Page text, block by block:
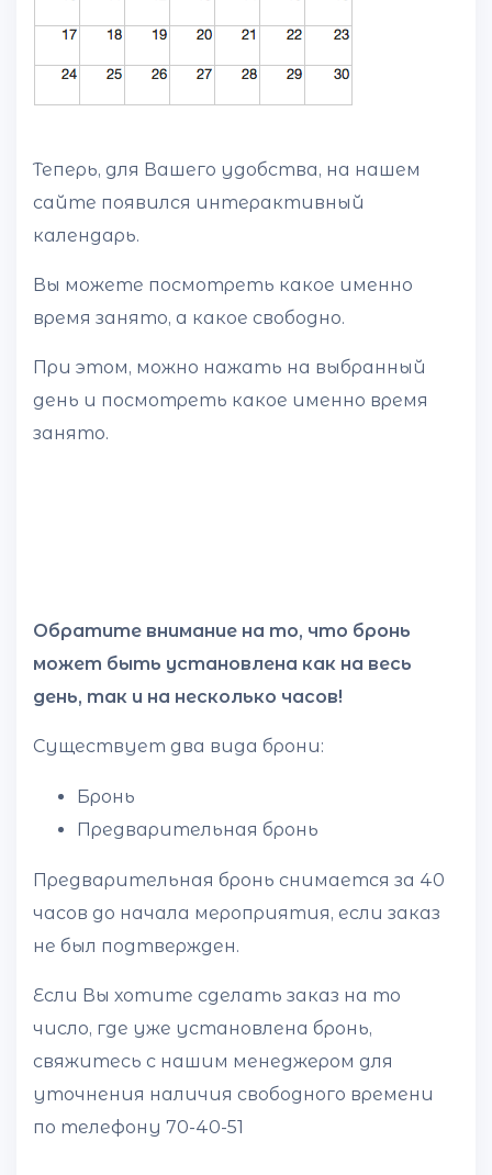
Теперь, для Вашего удобства, на нашем
сайте появился интерактивный
календарь.
Вы можете посмотреть какое именно
время занято, а какое свободно.
При этом, можно нажать на выбранный
день и посмотреть какое именно время
занято.
Обратите внимание на то, что бронь
может быть установлена как на весь
день, так и на несколько часов!
Существует два вида брони:
Бронь
Предварительная бронь
Предварительная бронь снимается за 40
часов до начала мероприятия, если заказ
не был подтвержден.
Если Вы хотите сделать заказ на то
число, где уже установлена бронь,
свяжитесь с нашим менеджером для
уточнения наличия свободного времени
по телефону 70-40-51